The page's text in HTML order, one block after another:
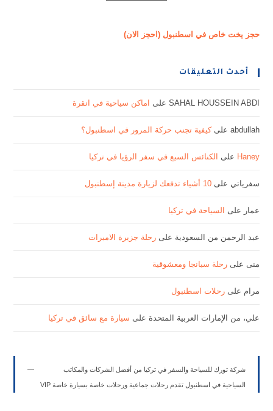
حجز يخت خاص في اسطنبول (احجز الان)
أحدث التعليقات
SAHAL HOUSSEIN ABDI على اماكن سياحية في انقرة
abdullah علىكيفية تجنب حركة المرور في اسطنبول؟
Haney على الكنائس السبع في سفر الرؤيا في تركيا
سفرياتي على10 أشياء تدفعك لزيارة مدينة إسطنبول
عمار على السياحة في تركيا
عبد الرحمن من السعودية علىرحلة جزيرة الاميرات
منى علىرحلة سبانجا ومعشوقية
مرام علىرحلات اسطنبول
علي، من الإمارات العربية المتحدة على سيارة مع سائق في تركيا
شركة تورك للسياحة والسفر في تركيا من أفضل الشركات والمكاتب
السياحية في اسطنبول تقدم رحلات جماعية ورحلات خاصة بسيارة خاصة VIP